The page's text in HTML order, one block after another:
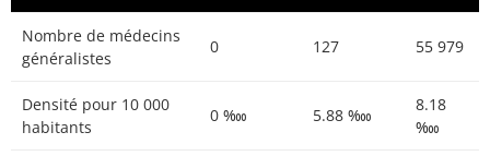
Nombre de médecins
généralistes
0 127 55 979
Densité pour 10 000
habitants
0 ‱ 5.88 ‱
8.18
‱